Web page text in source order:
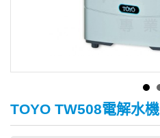
TOYO TW508電解水機